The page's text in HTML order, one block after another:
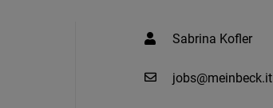
Sabrina Kofler
jobs@meinbeck.it